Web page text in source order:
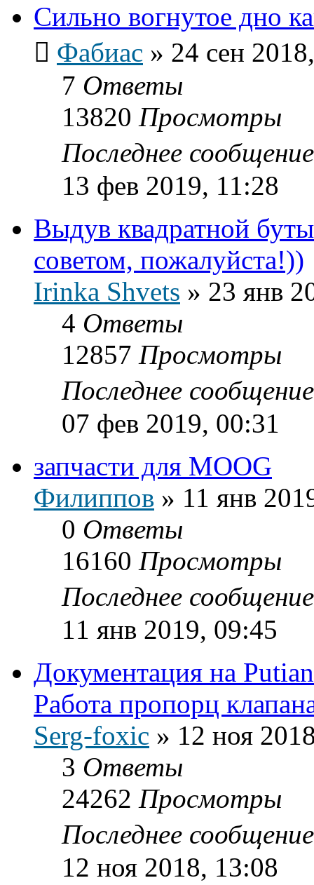
Сильно вогнутое дно
Фабиас » 24 сен
7 Ответы
13820 Просмотры
Последнее
13 фев 2019, 11:28
Выдув квадратной
советом, пожалуйста!))
Irinka Shvets » 23 янв
4 Ответы
12857 Просмотры
Последнее
07 фев 2019, 00:31
запчасти для MOOG
Филиппов » 11 янв
0 Ответы
16160 Просмотры
Последнее
11 янв 2019, 09:45
Документация на
Работа пропорц
Serg-foxic » 12 ноя
3 Ответы
24262 Просмотры
Последнее
12 ноя 2018, 13:08